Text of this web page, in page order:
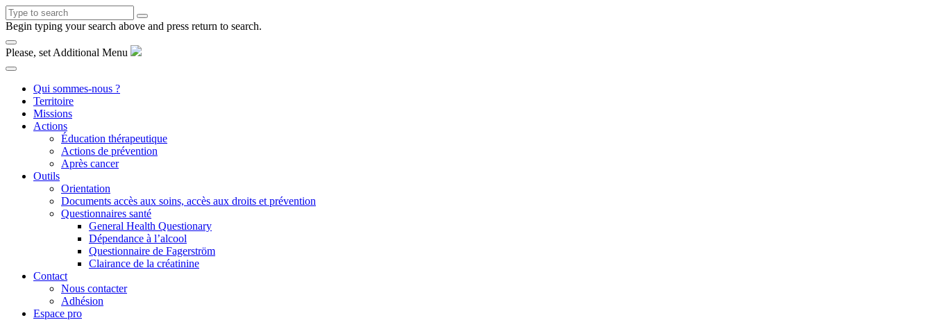
Begin typing your search above and press return to search.
Please, set Additional Menu
Qui sommes-nous ?
Territoire
Missions
Actions
Éducation thérapeutique
Actions de prévention
Après cancer
Outils
Orientation
Documents accès aux soins, accès aux droits et prévention
Questionnaires santé
General Health Questionary
Dépendance à l’alcool
Questionnaire de Fagerström
Clairance de la créatinine
Contact
Nous contacter
Adhésion
Espace pro